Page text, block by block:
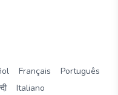
Français
Português
Italiano